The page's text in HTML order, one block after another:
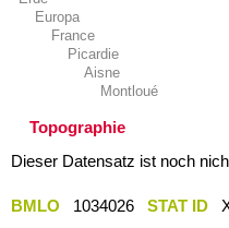
Europa
France
Picardie
Aisne
Montloué
Topographie
Dieser Datensatz ist noch
BMLO 1034026 STAT ID